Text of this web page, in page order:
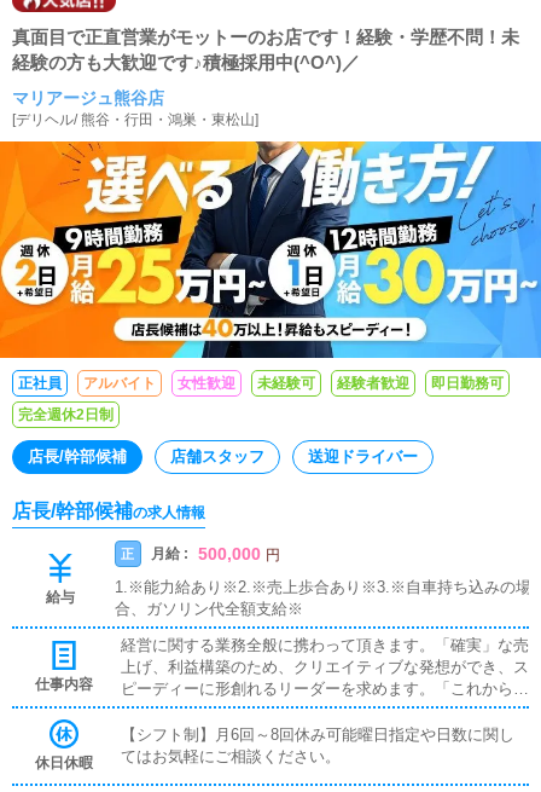
真面目で正直営業がモットーのお店です！経験・学歴不問！未
経験の方も大歓迎です♪積極採用中(^O^)／
マリアージュ熊谷店
[デリヘル/熊谷・行田・鴻巣・東松山]
正社員 アルバイト 女性歓迎 未経験可 経験者歓迎
即日勤務可
完全週休2日制
店長/幹部候補 店舗スタッフ 送迎ドライバー
店長/幹部候補の求人情報
給与
正 月給 : 500,000 円
1.※能力給あり※2.※売上歩合あり※3.※自車持ち込みの場
合、ガソリン代全額支給※
仕事内容
経営に関する業務全般に携わって頂きます。「確実」な売
上げ、利益構築のため、クリエイティブな発想ができ、ス
ピーディーに形創れるリーダーを求めます。「これから」
の出店にも大きく影響する重要なメンバーとして、あなた
の力が必要です！【 各種待遇 】◆初任給30万以上◆技
術・資格手当て 相談に応じます。◆各役職手当◆成果特
休日休暇
【シフト制】月6回～8回休み可能曜日指定や日数に関し
てはお気軽にご相談ください。